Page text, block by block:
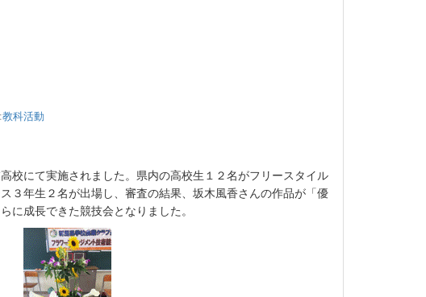
教科活動
校にて実施されました。県内の高校生１２名がフリースタイル
３年生２名が出場し、審査の結果、坂木風香さんの作品が「優
に成長できた競技会となりました。